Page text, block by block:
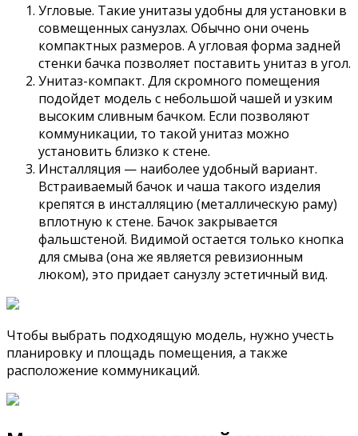
Угловые. Такие унитазы удобны для установки в
совмещенных санузлах. Обычно они очень
компактных размеров. А угловая форма задней
стенки бачка позволяет поставить унитаз в угол.
Унитаз-компакт. Для скромного помещения
подойдет модель с небольшой чашей и узким
высоким сливным бачком. Если позволяют
коммуникации, то такой унитаз можно
установить близко к стене.
Инсталляция — наиболее удобный вариант.
Встраиваемый бачок и чаша такого изделия
крепятся в инсталляцию (металлическую раму)
вплотную к стене. Бачок закрывается
фальшстеной. Видимой остается только кнопка
для смыва (она же является ревизионным
люком), это придает санузлу эстетичный вид.
Чтобы выбрать подходящую модель, нужно учесть
планировку и площадь помещения, а также
расположение коммуникаций.